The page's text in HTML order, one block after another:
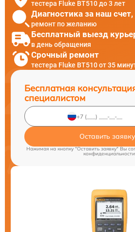
тестера Fluke BT510 до 3 лет
Диагностика за наш счет,
ремонт по желанию
Бесплатный выезд
в день обращения
Срочный ремонт
тестера Fluke BT510 от 35
Бесплатная
специалистом
Оставить заявку
Нажимая на кнопку "Оставить заявку" Вы
конфиденциальности